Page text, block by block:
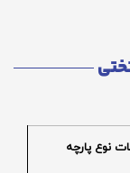
نوع پارچه